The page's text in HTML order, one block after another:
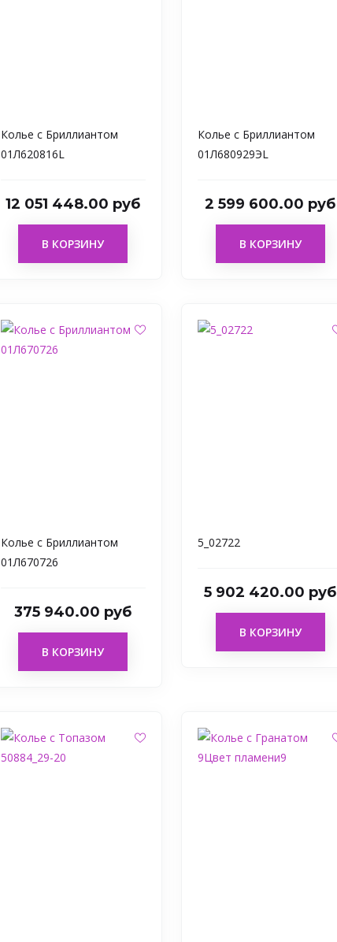
Колье с Бриллиантом
01Л620816L
12 051 448.00 руб
В КОРЗИНУ
Колье с Бриллиантом
01Л680929ЭL
2 599 600.00 руб
В КОРЗИНУ
Колье с Бриллиантом
01Л670726
375 940.00 руб
В КОРЗИНУ
5_02722
5 902 420.00 руб
В КОРЗИНУ